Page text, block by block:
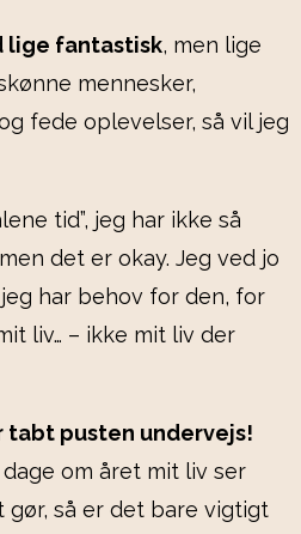
lige fantastisk, men lige
mennesker,
fede oplevelser, så vil jeg
tid”, jeg har ikke så
det er okay. Jeg ved jo
har behov for den, for
liv… – ikke mit liv der
tabt pusten undervejs!
om året mit liv ser
gør, så er det bare vigtigt